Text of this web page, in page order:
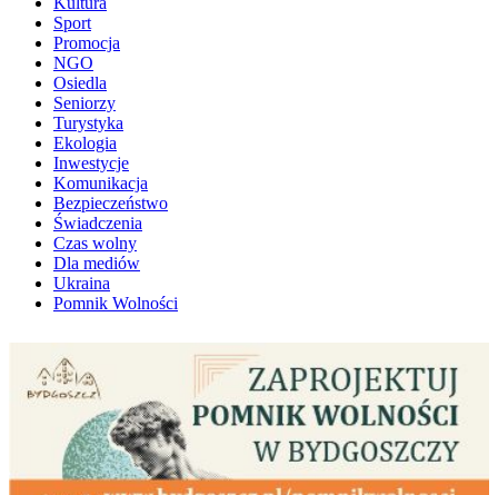
Sport
Promocja
NGO
Osiedla
Seniorzy
Turystyka
Ekologia
Inwestycje
Komunikacja
Bezpieczeństwo
Świadczenia
Czas wolny
Dla mediów
Ukraina
Pomnik Wolności